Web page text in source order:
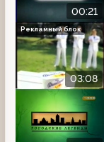
00:21
03:08
Рекламный блок